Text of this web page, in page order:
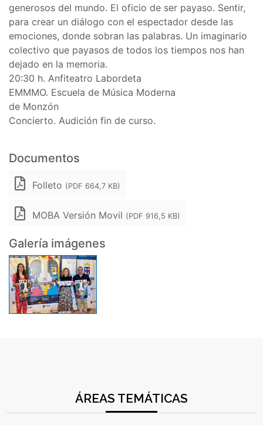
generosos del mundo. El oficio de ser payaso. Sentir,
para crear un diálogo con el espectador desde las
emociones, donde sobran las palabras. Un imaginario
colectivo que payasos de todos los tiempos nos han
dejado en la memoria.
20:30 h. Anfiteatro Labordeta
EMMMO. Escuela de Música Moderna
de Monzón
Concierto. Audición fin de curso.
Documentos
Folleto (PDF 664,7 KB)
MOBA Versión Movil (PDF 916,5 KB)
Galería imágenes
ÁREAS TEMÁTICAS